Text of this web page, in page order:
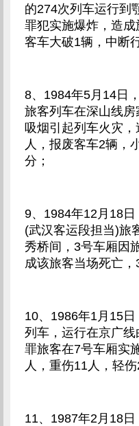
的274次列车运行到
罪犯实施爆炸，造成
客车大破1辆，中断
8、1984年5月14日
旅客列车在深山线
吸烟引起列车火灾
人，报废客车2辆，
分；
9、1984年12月18
(武汉客运段担当)旅
秀桥间，3号车厢因
成该旅客当场死亡，
10、1986年1月15
列车，运行在京广
罪旅客在7号车厢实
人，重伤11人，轻伤
11、1987年2月18